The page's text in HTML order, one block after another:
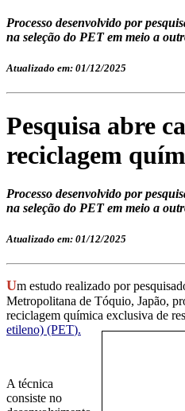
Processo desenvolvido por
na seleção do PET em meio a
Atualizado em: 01/12/2025
Pesquisa abre
reciclagem
Processo desenvolvido por
na seleção do PET em meio a
Atualizado em: 01/12/2025
Um estudo realizado por
Metropolitana de Tóquio, Japão,
reciclagem química exclusiva de
etileno) (PET).
A técnica
consiste no